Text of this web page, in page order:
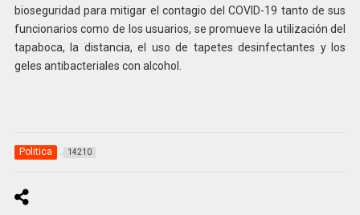
bioseguridad para mitigar el contagio del COVID-19 tanto de sus
funcionarios como de los usuarios, se promueve la utilización del
tapaboca, la distancia, el uso de tapetes desinfectantes y los
geles antibacteriales con alcohol.
Politica 14210